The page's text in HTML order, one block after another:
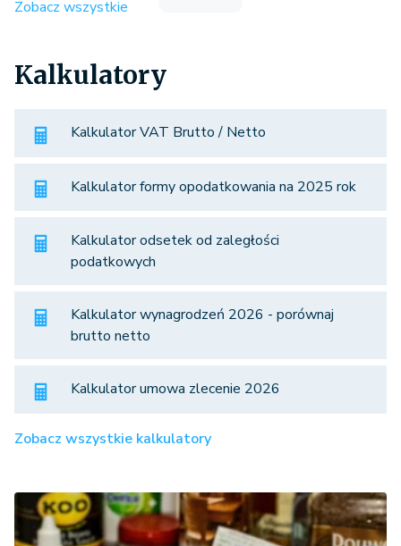
Zobacz wszystkie
Kalkulatory
Kalkulator VAT Brutto / Netto
Kalkulator formy opodatkowania na 2025 rok
Kalkulator odsetek od zaległości
podatkowych
Kalkulator wynagrodzeń 2026 - porównaj
brutto netto
Kalkulator umowa zlecenie 2026
Zobacz wszystkie kalkulatory